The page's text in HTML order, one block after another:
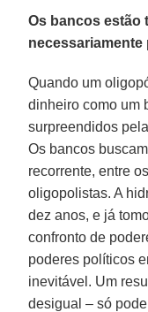
Os bancos estão
necessariamente
Quando um
dinheiro como um
surpreendidos
Os bancos
recorrente, entre
oligopolistas. A
dez anos, e já
confronto de
poderes políticos
inevitável. Um
desigual – só